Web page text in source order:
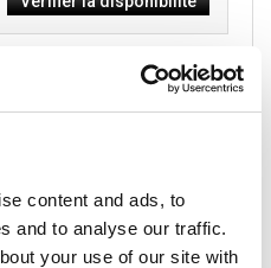
content and ads, to
and to analyse our traffic.
your use of our site with
1,200THB